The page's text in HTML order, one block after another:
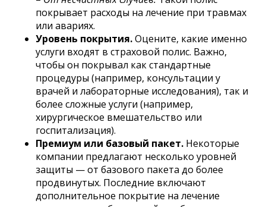
покрывает расходы на лечение при травмах
или авариях.
Уровень покрытия.Оцените, какие именно
услуги входят в страховой полис. Важно,
чтобы он покрывал как стандартные
процедуры (например, консультации у
врачей и лабораторные исследования), так и
более сложные услуги (например,
хирургическое вмешательство или
госпитализация).
Премиум или базовый пакет. Некоторые
компании предлагают несколько уровней
защиты — от базового пакета до более
продвинутых. Последние включают
дополнительное покрытие на лечение